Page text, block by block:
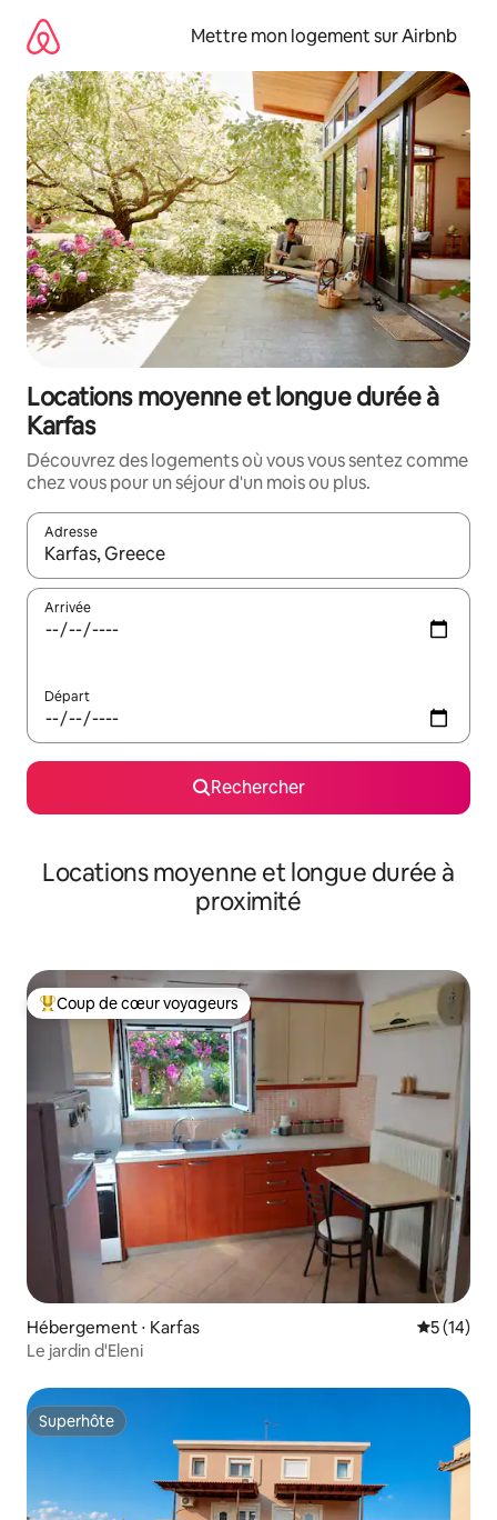
directement
contenu
Mettre mon logement sur Airbnb
Locations moyenne et longue durée à
Karfas
Découvrez des logements où vous vous sentez comme
chez vous pour un séjour d'un mois ou plus.
Adresse
Lorsque les résultats s'affichent, utilisez les flèches vers le
Arrivée
Départ
Rechercher
Locations moyenne et longue durée à
proximité
Coups de cœur voyageurs les plus appréciés
Coup de cœur voyageurs
Hébergement ⋅ Karfas
5 (14)
Le jardin d'Eleni
Superhôte
Superhôte